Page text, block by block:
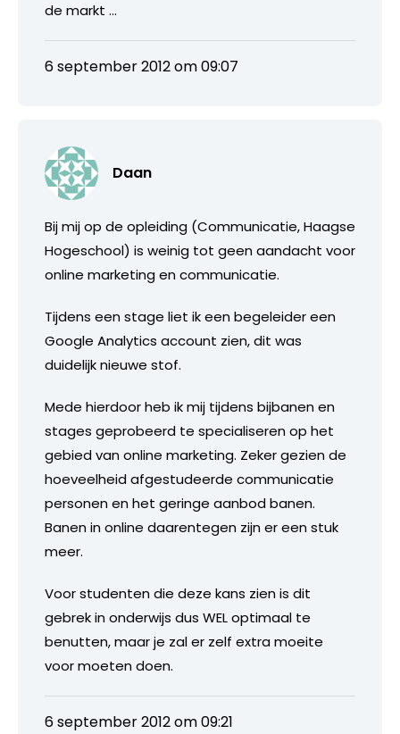
de markt …
6 september 2012 om 09:07
Daan
Bij mij op de opleiding (Communicatie, Haagse
Hogeschool) is weinig tot geen aandacht voor
online marketing en communicatie.
Tijdens een stage liet ik een begeleider een
Google Analytics account zien, dit was
duidelijk nieuwe stof.
Mede hierdoor heb ik mij tijdens bijbanen en
stages geprobeerd te specialiseren op het
gebied van online marketing. Zeker gezien de
hoeveelheid afgestudeerde communicatie
personen en het geringe aanbod banen.
Banen in online daarentegen zijn er een stuk
meer.
Voor studenten die deze kans zien is dit
gebrek in onderwijs dus WEL optimaal te
benutten, maar je zal er zelf extra moeite
voor moeten doen.
6 september 2012 om 09:21